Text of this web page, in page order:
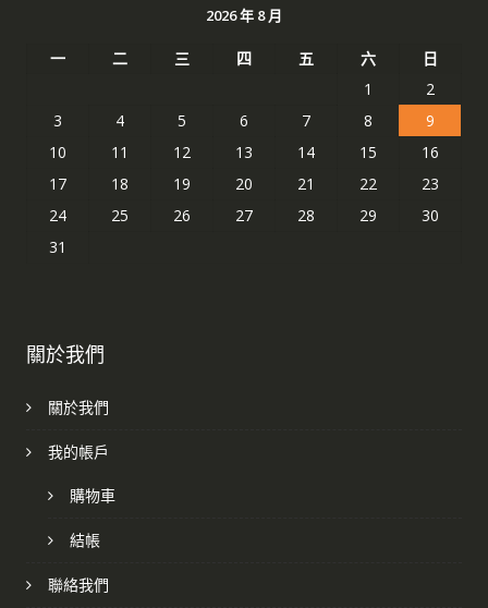
2026 年 8 月
一 二 三 四 五 六
日
1
2
3
4 5 6 7 8
9
10
11 12 13 14 15
16
17
18 19 20 21 22
23
24
25 26 27 28 29
30
31
關於我們
關於我們
我的帳戶
購物車
結帳
聯絡我們